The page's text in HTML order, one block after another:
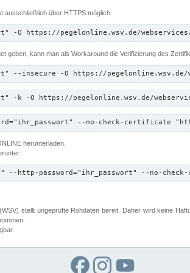
ausschließlich über HTTPS möglich.
-O https://pegelonline.wsv.de/
geben, kann man als Workaround die Verifizierung des
--insecure -O https://
-k -O https://pegelonline.wsv.de/
--no-check-certificate
herunterladen.
http-password="ihr_passwort" --no-
stellt ungeprüfte Rohdaten bereit. Daher wird keine